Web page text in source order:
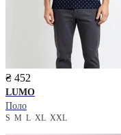
₴ 452
LUMO
Поло
S M L XL XXL